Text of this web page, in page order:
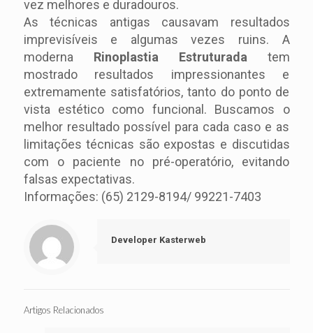
vez melhores e duradouros.
As técnicas antigas causavam resultados
imprevisíveis e algumas vezes ruins. A
moderna Rinoplastia Estruturada tem
mostrado resultados impressionantes e
extremamente satisfatórios, tanto do ponto de
vista estético como funcional. Buscamos o
melhor resultado possível para cada caso e as
limitações técnicas são expostas e discutidas
com o paciente no pré-operatório, evitando
falsas expectativas.
Informações: (65) 2129-8194/ 99221-7403
Developer Kasterweb
Artigos Relacionados